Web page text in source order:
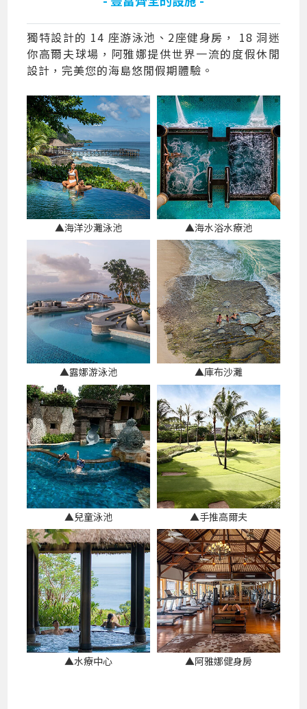
獨特設計的 14 座游泳池、2座健身房， 18 洞迷
你高爾夫球場，阿雅娜提供世界一流的度假休閒
設計，完美您的海島悠閒假期體驗。
▲海洋沙灘泳池 ▲海水浴水療池
▲露娜游泳池 ▲庫布沙灘
▲兒童泳池 ▲手推高爾夫
▲水療中心 ▲阿雅娜健身房